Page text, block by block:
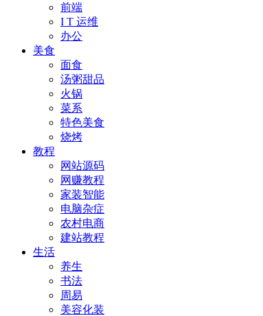
前端
I T 运维
办公
美食
面食
汤粥甜品
火锅
菜系
特色美食
烧烤
教程
网站源码
网赚教程
家装智能
电脑杂症
农村电商
建站教程
生活
养生
书法
周易
美容化装